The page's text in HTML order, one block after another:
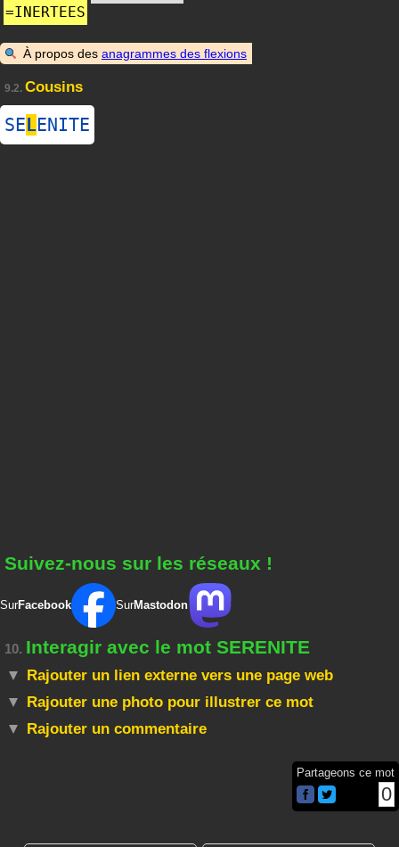
=INERTEES
À propos des anagrammes des flexions
9.2. Cousins
SELENITE
Suivez-nous sur les réseaux !
SurFacebook SurMastodon
10. Interagir avec le mot SERENITE
Rajouter un lien externe vers une page web
Rajouter une photo pour illustrer ce mot
Rajouter un commentaire
Partageons ce mot
0